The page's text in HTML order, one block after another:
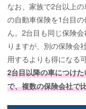
なお、家族で2台以上
の自動車保険を1台目
ん。2台目も同じ保険
りますが、別の保険会
用するよりも得になる
2台目以降の車につけ
で、複数の保険会社で